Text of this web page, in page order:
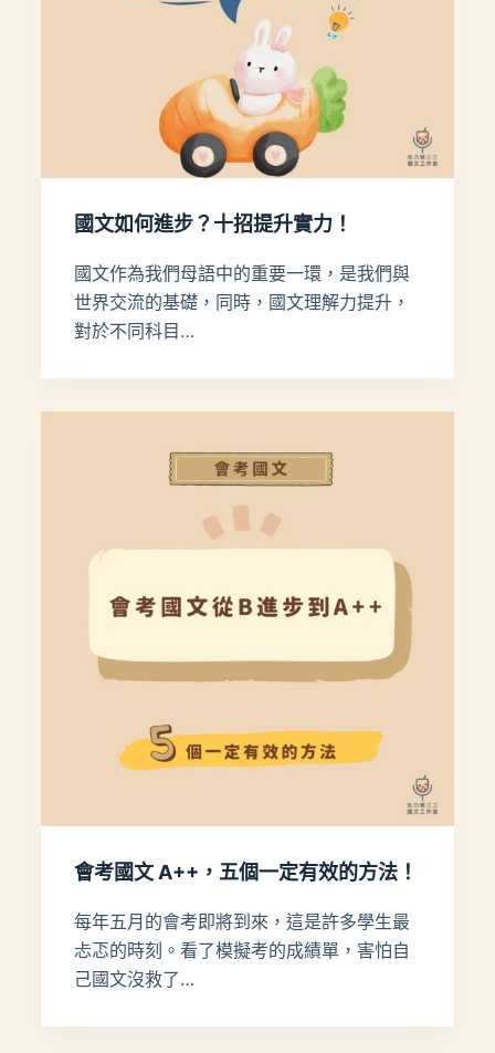
國文如何進步？十招提升實力！
國文作為我們母語中的重要一環，是我們與
世界交流的基礎，同時，國文理解力提升，
對於不同科目…
會考國文 A++，五個一定有效的方法！
每年五月的會考即將到來，這是許多學生最
忐忑的時刻。看了模擬考的成績單，害怕自
己國文沒救了…